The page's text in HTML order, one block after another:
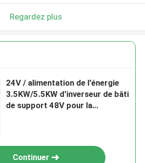
Regardez plus
24V / alimentation de l'énergie
3.5KW/5.5KW d'inverseur de bâti
de support 48V pour la
Continuer